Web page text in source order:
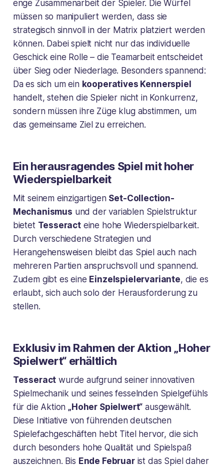
enge Zusammenarbeit der Spieler. Die Würfel
müssen so manipuliert werden, dass sie
strategisch sinnvoll in der Matrix platziert werden
können. Dabei spielt nicht nur das individuelle
Geschick eine Rolle – die Teamarbeit entscheidet
über Sieg oder Niederlage. Besonders spannend:
Da es sich um ein kooperatives Kennerspiel
handelt, stehen die Spieler nicht in Konkurrenz,
sondern müssen ihre Züge klug abstimmen, um
das gemeinsame Ziel zu erreichen.
Ein herausragendes Spiel mit hoher
Wiederspielbarkeit
Mit seinem einzigartigen Set-Collection-
Mechanismus und der variablen Spielstruktur
bietet Tesseract eine hohe Wiederspielbarkeit.
Durch verschiedene Strategien und
Herangehensweisen bleibt das Spiel auch nach
mehreren Partien anspruchsvoll und spannend.
Zudem gibt es eine Einzelspielervariante, die es
erlaubt, sich auch solo der Herausforderung zu
stellen.
Exklusiv im Rahmen der Aktion „Hoher
Spielwert“ erhältlich
Tesseract wurde aufgrund seiner innovativen
Spielmechanik und seines fesselnden Spielgefühls
für die Aktion „Hoher Spielwert“ ausgewählt.
Diese Initiative von führenden deutschen
Spielefachgeschäften hebt Titel hervor, die sich
durch besonders hohe Qualität und Spielspaß
auszeichnen. Bis Ende Februarist das Spiel daher